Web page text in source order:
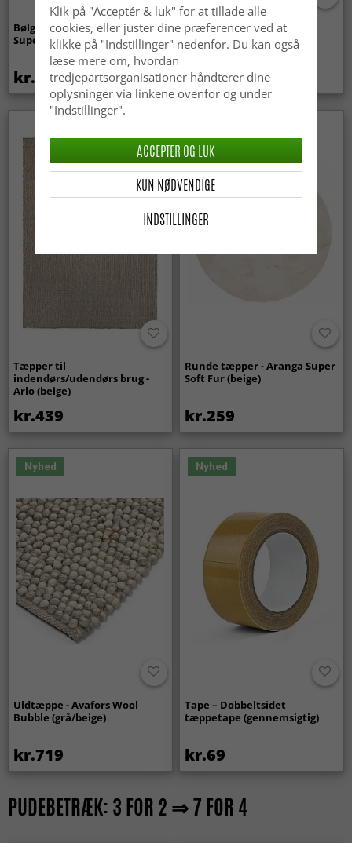
Bølget ryatæppe - Aranga
Super Soft Fur (beige)
kr.369
Wilton-tæppe - Gombalia
(lyserød)
kr.329 kr.439
Tæpper til
indendørs/udendørs brug -
Arlo (beige)
kr.439
Runde tæpper - Aranga Super
Soft Fur (beige)
kr.259
Nyhed
Uldtæppe - Avafors Wool
Bubble (grå/beige)
kr.719
Nyhed
Tape – Dobbeltsidet
tæppetape (gennemsigtig)
kr.69
PUDEBETRÆK: 3 FOR 2 ⇒ 7 FOR 4
Klik på "Acceptér & luk" for at tillade alle
cookies, eller juster dine præferencer ved at
klikke på "Indstillinger" nedenfor. Du kan også
læse mere om, hvordan
tredjepartsorganisationer håndterer dine
oplysninger via linkene ovenfor og under
"Indstillinger".
INDSTILLINGER
KUN NØDVENDIGE
ACCEPTER OG LUK